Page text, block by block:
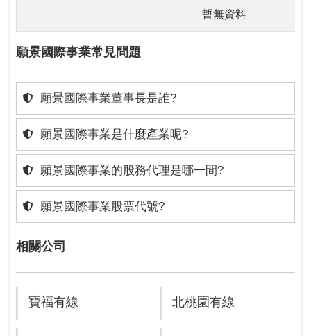
暫無資料
願景國際事業常見問題
願景國際事業董事長是誰?
願景國際事業是什麼產業呢?
願景國際事業的股務代理是哪一間?
願景國際事業股票代號?
相關公司
寶福有線 北桃園有線